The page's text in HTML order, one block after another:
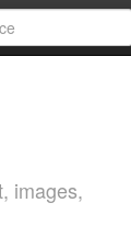
images,